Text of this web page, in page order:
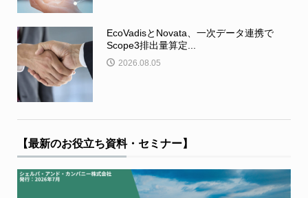
EcoVadisとNovata、一次データ連携で
Scope3排出量算定...
2026.08.05
【最新のお役立ち資料・セミナー】